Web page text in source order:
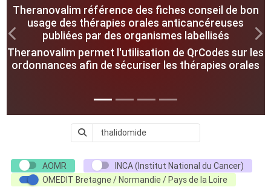
Theranovalim référence des fiches conseil de bon
usage des thérapies orales anticancéreuses
publiées par des organismes labellisés
Theranovalim permet l'utilisation de QrCodes sur les
ordonnances afin de sécuriser les thérapies orales
Previous
AOMR
INCA (Institut National du Cancer)
OMEDIT Bretagne / Normandie / Pays de la Loire